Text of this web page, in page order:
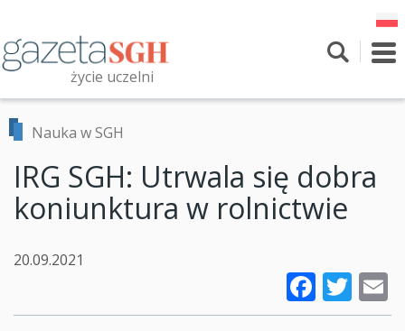
treści
życie uczelni
Przeszukaj witrynę
Nauka w SGH
IRG SGH: Utrwala się dobra
koniunktura w rolnictwie
20.09.2021